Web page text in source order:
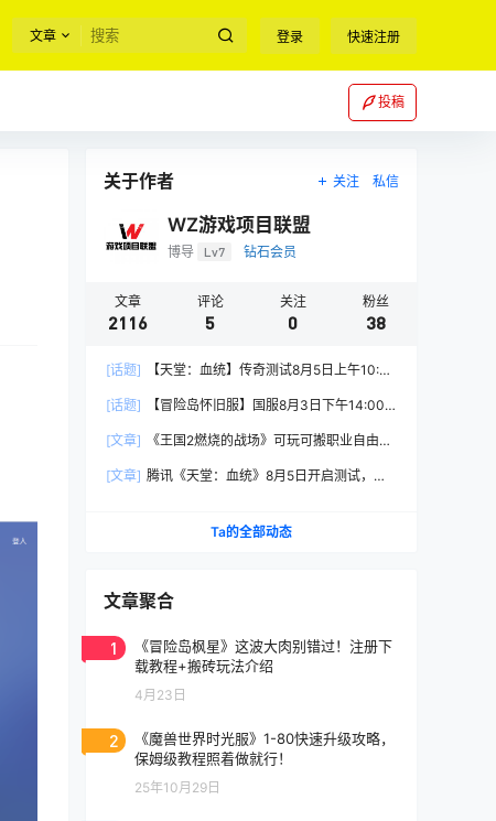
文章 登录 快速注册
投稿
关于作者 关注 私信
WZ游戏项目联盟
博导 Lv7 钻石会员
文章
2116
评论
5
关注
0
粉丝
38
[话题]
【天堂：血统】传奇测试8月5日上午10:00
[话题]
【冒险岛怀旧服】国服8月3日下午14:00
[文章]
《王国2燃烧的战场》可玩可搬职业自由，
[文章] 腾讯《天堂：血统》8月5日开启测试，
Ta的全部动态
文章聚合
1
《冒险岛枫星》这波大肉别错过！注册下
载教程+搬砖玩法介绍
4月23日
2
《魔兽世界时光服》1-80快速升级攻略，
保姆级教程照着做就行！
25年10月29日